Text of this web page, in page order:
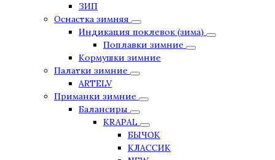
ЗИП
Оснастка зимняя
Индикация поклевок (зима)
Поплавки зимние
Кормушки зимние
Палатки зимние
ARTELV
Приманки зимние
Балансиры
KRAPAL
БЫЧОК
КЛАССИК